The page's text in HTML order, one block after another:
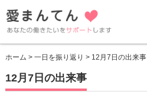
ホーム > 一日を振り返り > 12月7日の出来事
12月7日の出来事